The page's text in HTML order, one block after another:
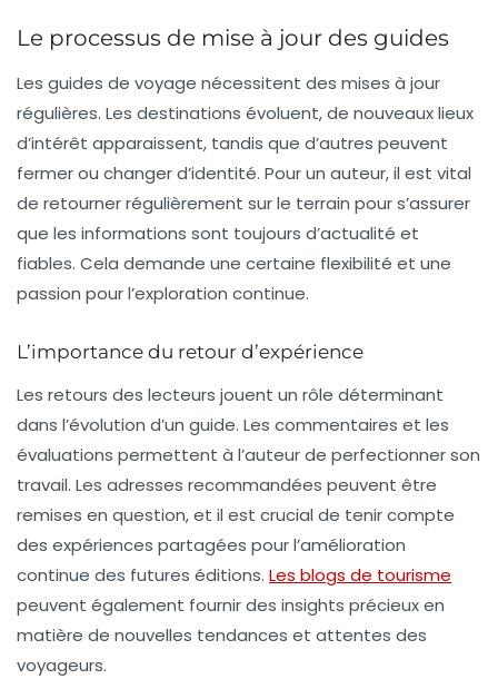
Le processus de mise à jour des guides
Les guides de voyage nécessitent des mises à jour
régulières. Les destinations évoluent, de nouveaux lieux
d’intérêt apparaissent, tandis que d’autres peuvent
fermer ou changer d’identité. Pour un auteur, il est vital
de retourner régulièrement sur le terrain pour s’assurer
que les informations sont toujours d’actualité et
fiables. Cela demande une certaine flexibilité et une
passion pour l’exploration continue.
L’importance du retour d’expérience
Les retours des lecteurs jouent un rôle déterminant
dans l’évolution d’un guide. Les commentaires et les
évaluations permettent à l’auteur de perfectionner son
travail. Les adresses recommandées peuvent être
remises en question, et il est crucial de tenir compte
des expériences partagées pour l’amélioration
continue des futures éditions. Les blogs de tourisme
peuvent également fournir des insights précieux en
matière de nouvelles tendances et attentes des
voyageurs.